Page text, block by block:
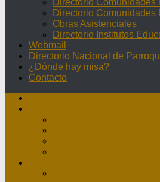
Directorio Comunidades
Directorio Comunidades
Obras Asistenciales
Directorio Institutos
Webmail
Directorio Nacional de
¿Dónde hay misa?
Contacto